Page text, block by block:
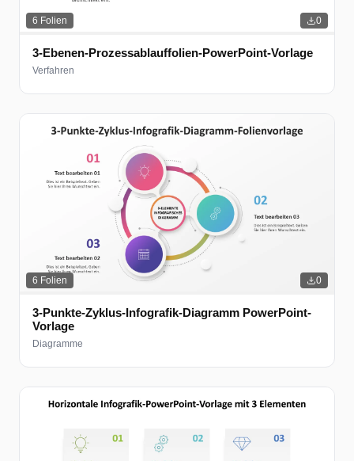
6 Folien 0
3-Ebenen-Prozessablauffolien-PowerPoint-Vorlage
Verfahren
6 Folien 0
3-Punkte-Zyklus-Infografik-Diagramm PowerPoint-
Vorlage
Diagramme